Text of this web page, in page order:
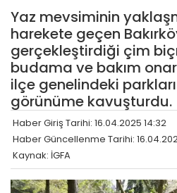
Yaz mevsiminin
harekete geçen
gerçekleştirdiği çim
budama ve bakım
ilçe genelindeki
görünüme kavuşturdu.
Haber Giriş Tarihi: 16.04.2025 14:32
Haber Güncellenme Tarihi:
Kaynak: İGFA